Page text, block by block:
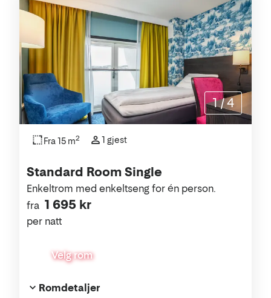
Standard Room Single
fra 1 695 kr
per natt
Enkeltrom med enkeltseng for én person.
Velg rom
Fra 15 m2 1 gjest
Romdetaljer
1 /4